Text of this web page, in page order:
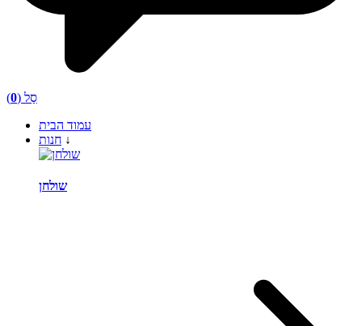
סַל (0
)
עמוד הבית
חנות ↓
שולחן